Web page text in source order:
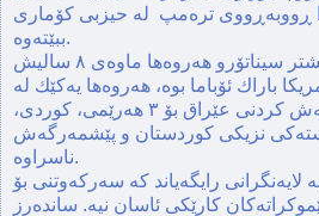
له‌ مانگی ١١دا ڕووبەڕووی تره‌مپ له‌ حیزبی كۆماری
ببێتەوە.
جۆو بایده‌ن جیا له‌وه‌ی پێشتر سیناتۆرو هه‌روه‌ها ماوه‌ی ٨ سالیش
باراك ئۆباما بوه‌، هه‌روه‌ها یه‌كێك له‌
خاوه‌نانی بیرۆكی دابه‌ش كردنی عێراق بۆ ٣ هه‌رێمی، كوردی،
نزیكی كوردستان و پێشمه‌رگه‌ش
ناسراوه‌.
لایه‌نگرانی رایگه‌یاند كه‌ سەرکەوتنی بۆ
کارێکی ئاسان نیه‌. سانده‌رز